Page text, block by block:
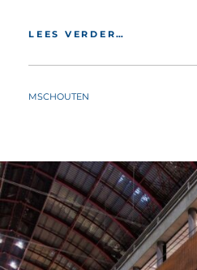
LEES VERDER…
–
BY
MSCHOUTEN